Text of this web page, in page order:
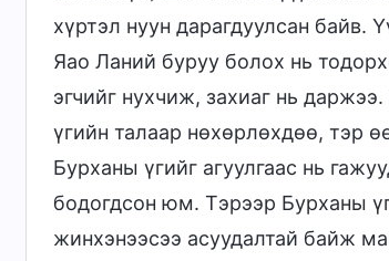
хүртэл нуун дарагдуулсан
Яао Ланий буруу болох нь
эгчийг нухчиж, захиаг нь
үгийн талаар нөхөрлөхдөө, тэр
Бурханы үгийг агуулгаас нь
бодогдсон юм. Тэрээр Бурханы
жинхэнээсээ асуудалтай байж